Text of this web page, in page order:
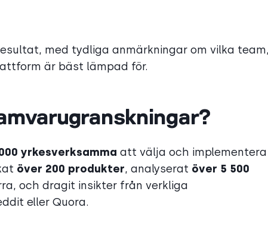
med tydliga anmärkningar om vilka team,
är bäst lämpad för.
yrkesverksamma att välja och implementera
över 200 produkter, analyserat över 5 500
och dragit insikter från verkliga
eller Quora.